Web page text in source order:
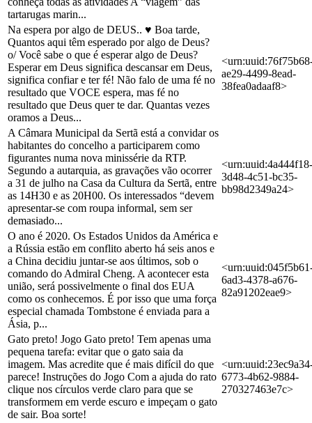
tartarugas marin...
Na espera por algo de DEUS.. ♥ Boa tarde,
Quantos aqui têm esperado por algo de Deus?
o/ Você sabe o que é esperar algo de Deus?
Esperar em Deus significa descansar em Deus,
significa confiar e ter fé! Não falo de uma fé no
resultado que VOCE espera, mas fé no
resultado que Deus quer te dar. Quantas vezes
oramos a Deus...
ae29-4499-8ead-
38fea0adaaf8>
A Câmara Municipal da Sertã está a convidar os
habitantes do concelho a participarem como
figurantes numa nova minissérie da RTP.
Segundo a autarquia, as gravações vão ocorrer
a 31 de julho na Casa da Cultura da Sertã, entre
as 14H30 e as 20H00. Os interessados “devem
apresentar-se com roupa informal, sem ser
demasiado...
<urn:uuid:4a444f18-
3d48-4c51-bc35-
bb98d2349a24>
O ano é 2020. Os Estados Unidos da América e
a Rússia estão em conflito aberto há seis anos e
a China decidiu juntar-se aos últimos, sob o
comando do Admiral Cheng. A acontecer esta
união, será possivelmente o final dos EUA
como os conhecemos. É por isso que uma força
especial chamada Tombstone é enviada para a
Ásia, p...
6ad3-4378-a676-
82a91202eae9>
Gato preto! Jogo Gato preto! Tem apenas uma
pequena tarefa: evitar que o gato saia da
imagem. Mas acredite que é mais difícil do que
parece! Instruções do Jogo Com a ajuda do rato
clique nos círculos verde claro para que se
transformem em verde escuro e impeçam o gato
de sair. Boa sorte!
6773-4b62-9884-
270327463e7c>